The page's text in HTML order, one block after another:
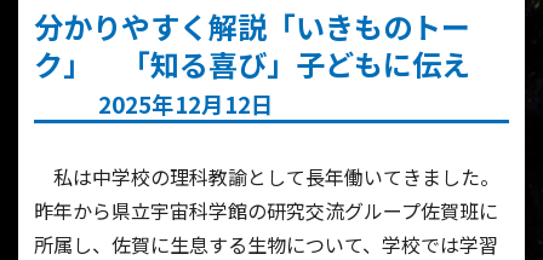
分かりやすく解説「いきものトー
ク」 「知る喜び」子どもに伝え
2025年12月12日
私は中学校の理科教諭として長年働いてきました。
昨年から県立宇宙科学館の研究交流グループ佐賀班に
所属し、佐賀に生息する生物について、学校では学習